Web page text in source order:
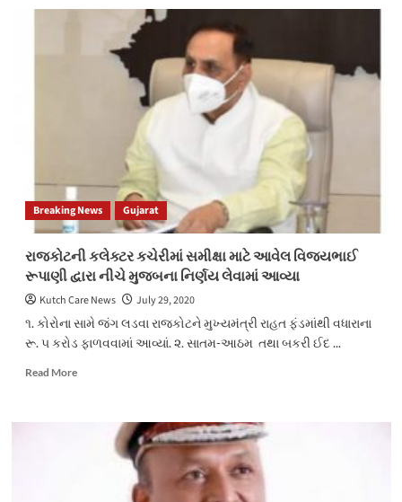
બોટાદ
તાનાજી
સેના
બોટાદ
દ્વારા
સન્માન
કરવામાં
આવ્યુ
Breaking News Gujarat
રાજકોટની કલેક્ટર કચેરીમાં સમીક્ષા માટે આવેલ વિજયભાઈ
રૂપાણી દ્વારા નીચે મુજબના નિર્ણય લેવામાં આવ્યા
Kutch Care News
July 29, 2020
૧. કોરોના સામે જંગ લડવા રાજકોટને મુખ્યમંત્રી રાહત ફંડમાંથી વધારાના
રૂ. ૫ કરોડ ફાળવવામાં આવ્યાં. ૨. સાતમ-આઠમ તથા બકરી ઈદ ...
Read MoreRead
રાજકોટની